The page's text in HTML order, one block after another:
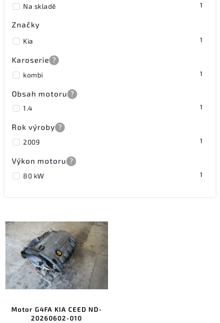
Na skladě 1
Značky
Kia 1
Karoserie ?
kombi 1
Obsah motoru ?
1.4 1
Rok výroby ?
2009 1
Výkon motoru ?
80 kW 1
Motor G4FA KIA CEED ND-
20260602-010